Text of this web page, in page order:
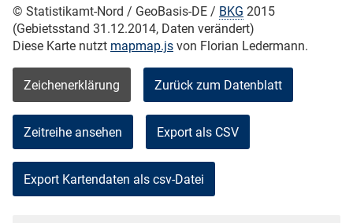
© Statistikamt-Nord / GeoBasis-DE / BKG 2015
(Gebietsstand 31.12.2014, Daten verändert)
Diese Karte nutzt mapmap.js von Florian Ledermann.
Zeichenerklärung Zurück zum Datenblatt
Zeitreihe ansehen Export als CSV